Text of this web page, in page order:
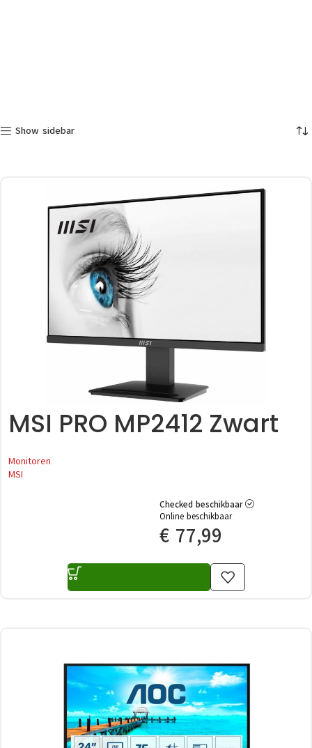
Show sidebar
MSI PRO MP2412 Zwart
Monitoren
MSI
Checked beschikbaar
Online beschikbaar
€ 77,99